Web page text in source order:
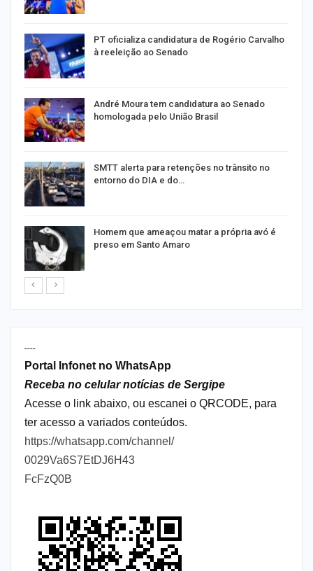
PT oficializa candidatura de Rogério Carvalho
à reeleição ao Senado
André Moura tem candidatura ao Senado
homologada pelo União Brasil
SMTT alerta para retenções no trânsito no
entorno do DIA e do…
Homem que ameaçou matar a própria avó é
preso em Santo Amaro
----
Portal Infonet no WhatsApp
Receba no celular notícias de Sergipe
Acesse o link abaixo, ou escanei o QRCODE, para
ter acesso a variados conteúdos.
https://whatsapp.com/channel/
0029Va6S7EtDJ6H43
FcFzQ0B